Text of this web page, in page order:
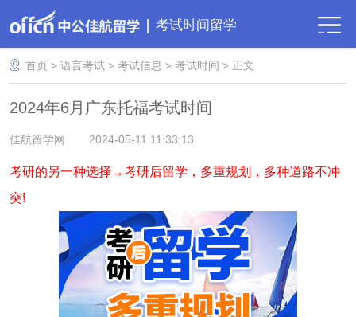
考试时间留学
首页 >语言考试 >考试信息 >考试时间 > 正文
2024年6月广东托福考试时间
佳航留学网 2024-05-11 11:33:13
考研的另一种选择→考研后留学，多重规划，多种道路不冲
突!